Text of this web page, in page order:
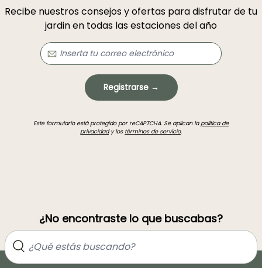
Recibe nuestros consejos y ofertas para disfrutar de tu
jardin en todas las estaciones del año
Registrarse →
Este formulario está protegido por reCAPTCHA. Se aplican lapolítica de
privacidady los términos de servicio.
¿No encontraste lo que buscabas?